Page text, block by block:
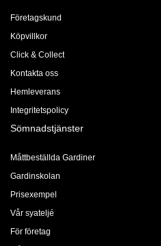
Företagskund
Köpvillkor
Click & Collect
Kontakta oss
Hemleverans
Integritetspolicy
Sömnadstjänster
Måttbeställda Gardiner
Gardinskolan
Prisexempel
Vår syateljé
För företag